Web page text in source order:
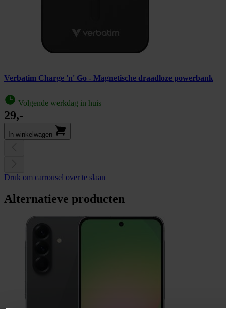
Verbatim Charge 'n' Go - Magnetische draadloze powerbank
Volgende werkdag in huis
29,-
In winkel­wagen
Druk om carrousel over te slaan
Alternatieve producten